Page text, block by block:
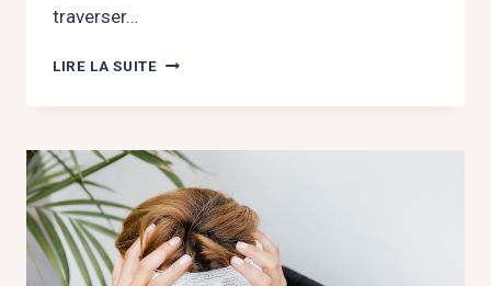
traverser…
LIRE LA SUITE« LES
SE
SENTIR
MIEUX
PENDANT
UN
DEUIL